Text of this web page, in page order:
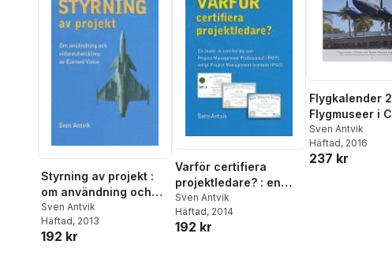
Styrning av projekt :
om användning och
vidareutveckling av
Earned Value
Sven Antvik
Häftad, 2013
192 kr
Varför certifiera
projektledare? : en
studie av certifiering
som Project
Management
Sven Antvik
Häftad, 2014
192 kr
Flygkalender
Flygmuseer i
och Santa
augusti 2016
Sven Antvik
Häftad, 2016
237 kr